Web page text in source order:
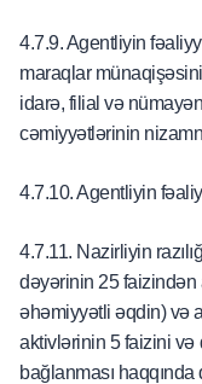
4.7.9. Agentliyin
maraqlar
idarə, filial və
cəmiyyətlərinin
4.7.10. Agentliyin
4.7.11. Nazirliyin
dəyərinin 25 faizindən
əhəmiyyətli əqdin) və
aktivlərinin 5 faizini
bağlanması